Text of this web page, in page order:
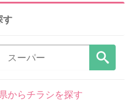
す
からチラシを探す